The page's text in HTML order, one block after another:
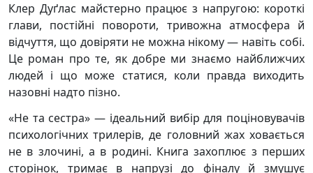
Клер Дуґлас майстерно працює з напругою: короткі
глави, постійні повороти, тривожна атмосфера й
відчуття, що довіряти не можна нікому — навіть собі.
Це роман про те, як добре ми знаємо найближчих
людей і що може статися, коли правда виходить
назовні надто пізно.
«Не та сестра» — ідеальний вибір для поціновувачів
психологічних трилерів, де головний жах ховається
не в злочині, а в родині. Книга захоплює з перших
сторінок, тримає в напрузі до фіналу й змушує